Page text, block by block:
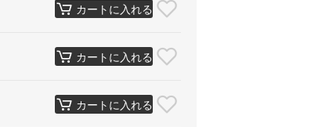
カートに入れる
カートに入れる
カートに入れる